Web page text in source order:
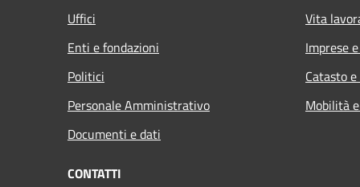
Uffici
Enti e fondazioni
Politici
Personale Amministrativo
Documenti e dati
Vita
Imprese
Catasto
Mobilità
CONTATTI